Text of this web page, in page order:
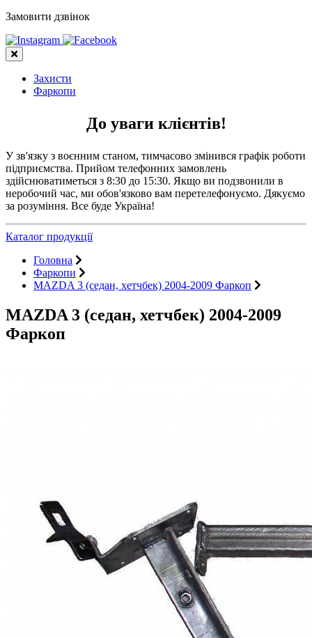
Замовити дзвінок
Захисти
Фаркопи
До уваги клієнтів!
У зв'язку з воєнним станом, тимчасово змінився графік роботи
підприємства. Прийом телефонних замовлень
здійснюватиметься з 8:30 до 15:30. Якщо ви подзвонили в
неробочий час, ми обов'язково вам перетелефонуємо. Дякуємо
за розуміння. Все буде Україна!
Каталог продукції
Головна
Фаркопи
MAZDA 3 (седан, хетчбек) 2004-2009 Фаркоп
MAZDA 3 (седан, хетчбек) 2004-2009
Фаркоп